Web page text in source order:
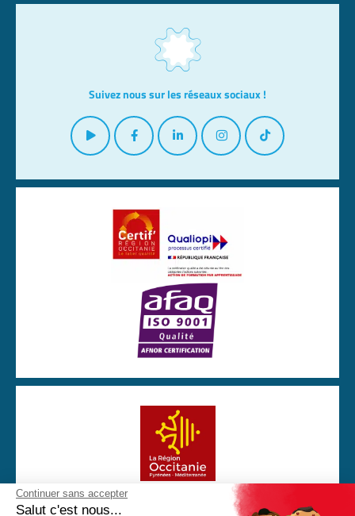
Continuer sans accepter
Salut c'est nous...
Avec la participation financière de la Région Occitanie
Suivez nous sur les réseaux sociaux !